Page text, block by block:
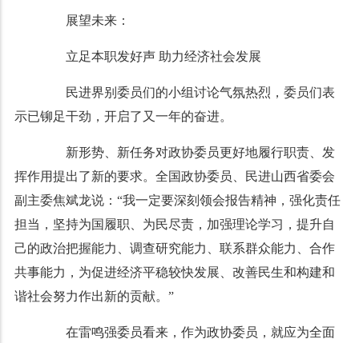
展望未来：
立足本职发好声 助力经济社会发展
民进界别委员们的小组讨论气氛热烈，委员们表
示已铆足干劲，开启了又一年的奋进。
新形势、新任务对政协委员更好地履行职责、发
挥作用提出了新的要求。全国政协委员、民进山西省委会
副主委焦斌龙说：“我一定要深刻领会报告精神，强化责任
担当，坚持为国履职、为民尽责，加强理论学习，提升自
己的政治把握能力、调查研究能力、联系群众能力、合作
共事能力，为促进经济平稳较快发展、改善民生和构建和
谐社会努力作出新的贡献。”
在雷鸣强委员看来，作为政协委员，就应为全面